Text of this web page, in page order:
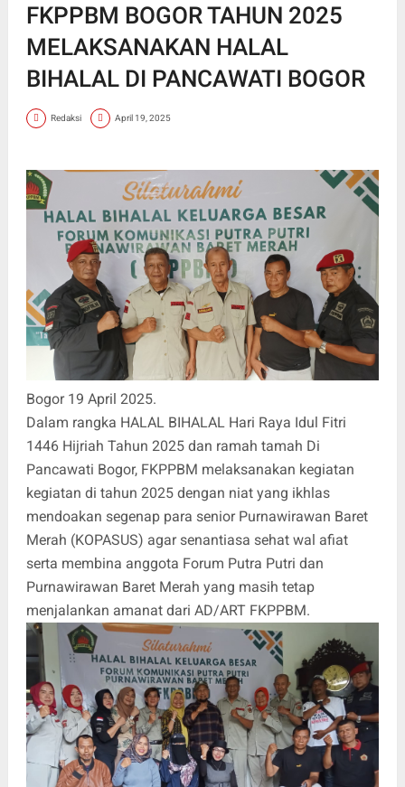
FKPPBM BOGOR TAHUN 2025
MELAKSANAKAN HALAL
BIHALAL DI PANCAWATI BOGOR
Redaksi April 19, 2025
Bogor 19 April 2025.
Dalam rangka HALAL BIHALAL Hari Raya Idul Fitri
1446 Hijriah Tahun 2025 dan ramah tamah Di
Pancawati Bogor, FKPPBM melaksanakan kegiatan
kegiatan di tahun 2025 dengan niat yang ikhlas
mendoakan segenap para senior Purnawirawan Baret
Merah (KOPASUS) agar senantiasa sehat wal afiat
serta membina anggota Forum Putra Putri dan
Purnawirawan Baret Merah yang masih tetap
menjalankan amanat dari AD/ART FKPPBM.